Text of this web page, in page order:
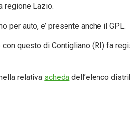
regione Lazio.
per auto, e’ presente anche il GPL.
questo di Contigliano (RI) fa
relativa scheda dell’elenco